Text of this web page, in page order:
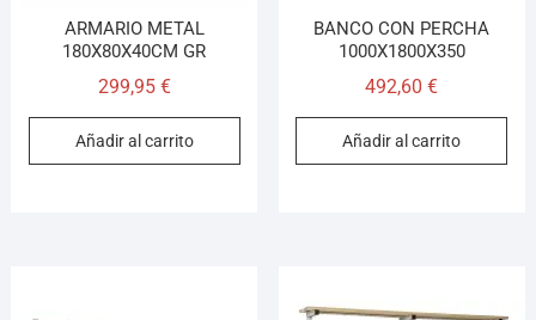
ARMARIO METAL
180X80X40CM GR
299,95 €
Añadir al carrito
BANCO CON PERCHA
1000X1800X350
492,60€
Añadir al carrito